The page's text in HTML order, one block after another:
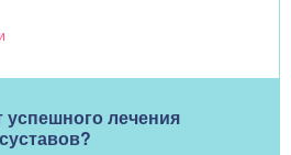
успешного лечения
суставов?